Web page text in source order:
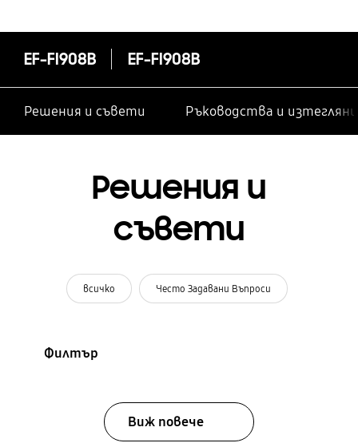
EF-FI908B EF-FI908B
Решения и съвети Ръководства и
Решения и
съвети
всичко Често Задавани Въпроси
Филтър
Виж повече